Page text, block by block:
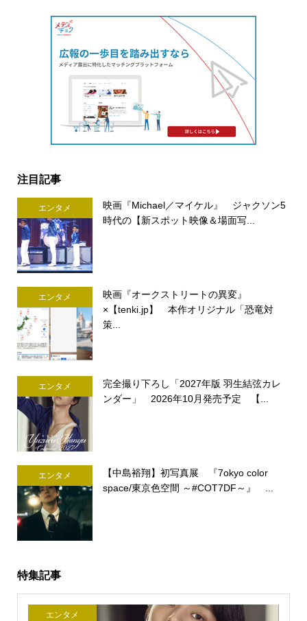
注目記事
エンタメ
映画『Michael／マイケル』 ジャクソン5
時代の【新スポット映像＆場面写...
エンタメ
映画『オークストリートの異変』
×【tenki.jp】 本作オリジナル「恐竜対
策...
エンタメ
完全撮り下ろし「2027年版 羽生結弦カレ
ンダー」 2026年10月発売予定 【...
エンタメ
【中島裕翔】初写真展 『7okyo color
space/東京色空間 ～#COT7DF～』 ...
特集記事
エンタメ